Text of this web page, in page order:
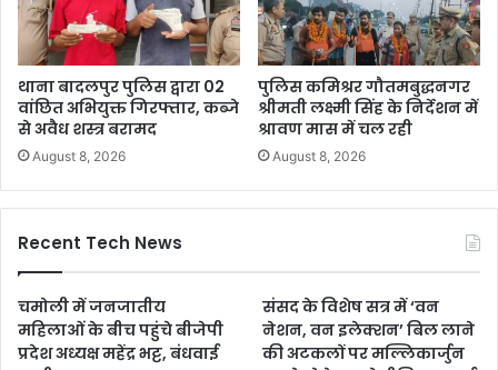
थाना बादलपुर पुलिस द्वारा 02
वांछित अभियुक्त गिरफ्तार, कब्जे
से अवैध शस्त्र बरामद
August 8, 2026
पुलिस कमिश्रर गौतमबुद्धनगर
श्रीमती लक्ष्मी सिंह के निर्देशन में
श्रावण मास में चल रही
August 8, 2026
Recent Tech News
चमोली में जनजातीय
महिलाओं के बीच पहुंचे बीजेपी
प्रदेश अध्यक्ष महेंद्र भट्ट, बंधवाई
संसद के विशेष सत्र में ‘वन
नेशन, वन इलेक्शन’ बिल लाने
की अटकलों पर मल्लिकार्जुन